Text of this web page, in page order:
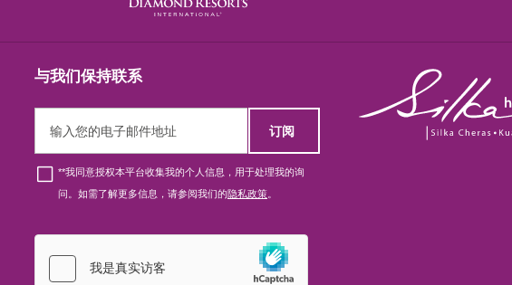
与我们保持联系
订阅
**我同意授权本平台收集我的个人信息，用于处理我的询
问。如需了解更多信息，请参阅我们的隐私政策